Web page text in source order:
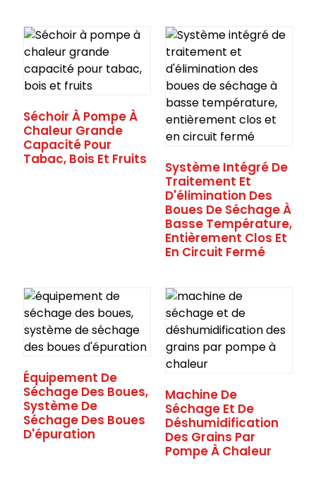
Séchoir À Pompe À
Chaleur Grande
Capacité Pour
Tabac, Bois Et Fruits
Système Intégré De
Traitement Et
D'élimination Des
Boues De Séchage À
Basse Température,
Entièrement Clos Et
En Circuit Fermé
Équipement De
Séchage Des Boues,
Système De
Séchage Des Boues
D'épuration
Machine De
Séchage Et De
Déshumidification
Des Grains Par
Pompe À Chaleur